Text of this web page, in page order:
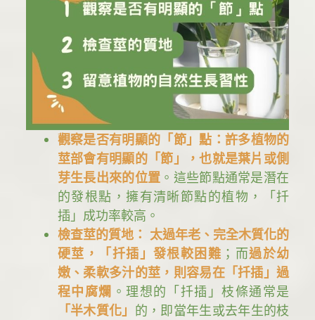
觀察是否有明顯的「節」點： 許多植物的
莖部會有明顯的「節」，也就是葉片或側
芽生長出來的位置 。這些節點通常是潛在
的發根點，擁有清晰節點的植物，「扦
插」成功率較高。
檢查莖的質地： 太過年老、完全木質化的
硬莖，「扦插」發根較困難 ；而過於幼
嫩、柔軟多汁的莖，則容易在「扦插」過
程中腐爛 。理想的「扦插」枝條通常是
「半木質化」 的，即當年生或去年生的枝